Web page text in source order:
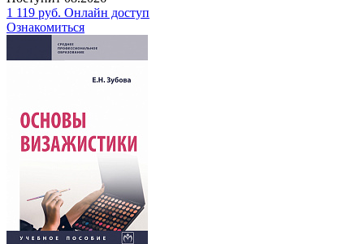
1 119 руб. Онлайн доступ
Ознакомиться